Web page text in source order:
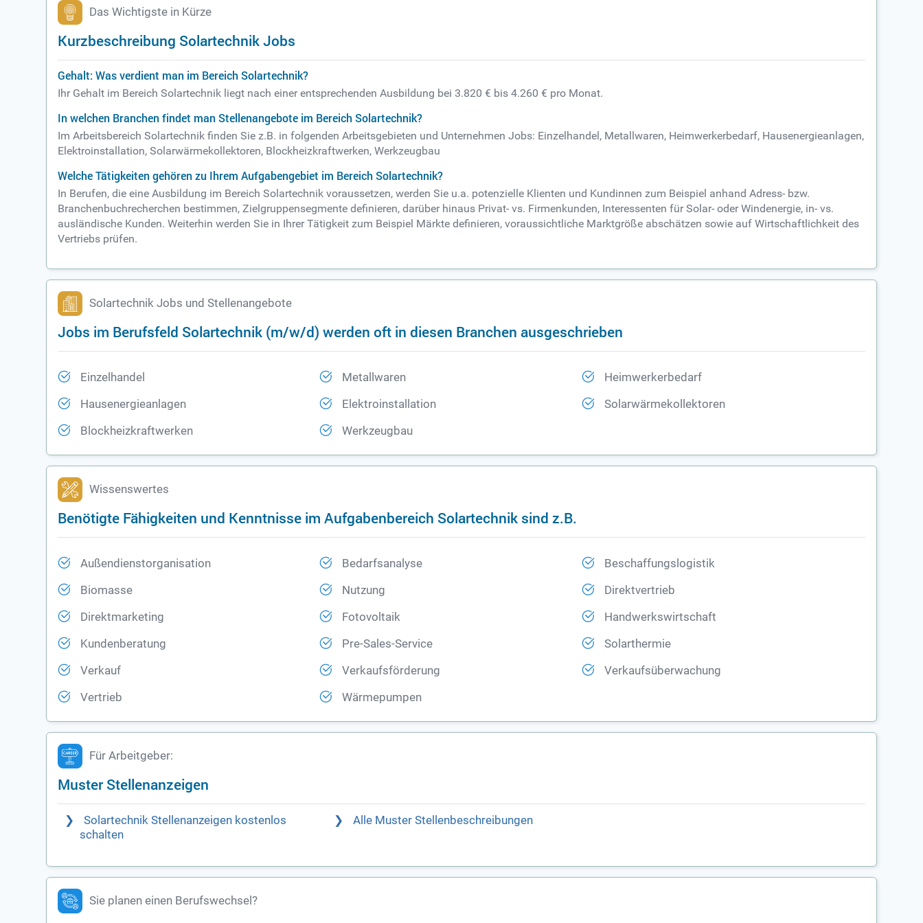
Das Wichtigste in Kürze
Kurzbeschreibung Solartechnik Jobs
Gehalt: Was verdient man im Bereich Solartechnik?
Ihr Gehalt im Bereich Solartechnik liegt nach einer entsprechenden Ausbildung bei 3.820 € bis 4.260 € pro Monat.
In welchen Branchen findet man Stellenangebote im Bereich Solartechnik?
Im Arbeitsbereich Solartechnik finden Sie z.B. in folgenden Arbeitsgebieten und Unternehmen Jobs: Einzelhandel, Metallwaren, Heimwerkerbedarf, Hausenergieanlagen,
Elektroinstallation, Solarwärmekollektoren, Blockheizkraftwerken, Werkzeugbau
Welche Tätigkeiten gehören zu Ihrem Aufgabengebiet im Bereich Solartechnik?
In Berufen, die eine Ausbildung im Bereich Solartechnik voraussetzen, werden Sie u.a. potenzielle Klienten und Kundinnen zum Beispiel anhand Adress- bzw.
Branchenbuchrecherchen bestimmen, Zielgruppensegmente definieren, darüber hinaus Privat- vs. Firmenkunden, Interessenten für Solar- oder Windenergie, in- vs.
ausländische Kunden. Weiterhin werden Sie in Ihrer Tätigkeit zum Beispiel Märkte definieren, voraussichtliche Marktgröße abschätzen sowie auf Wirtschaftlichkeit des
Vertriebs prüfen.
Solartechnik Jobs und Stellenangebote
Jobs im Berufsfeld Solartechnik (m/w/d) werden oft in diesen Branchen ausgeschrieben
Einzelhandel Metallwaren Heimwerkerbedarf
Hausenergieanlagen Elektroinstallation Solarwärmekollektoren
Blockheizkraftwerken Werkzeugbau
Wissenswertes
Benötigte Fähigkeiten und Kenntnisse im Aufgabenbereich Solartechnik sind z.B.
Außendienstorganisation Bedarfsanalyse Beschaffungslogistik
Biomasse Nutzung Direktvertrieb
Direktmarketing Fotovoltaik Handwerkswirtschaft
Kundenberatung Pre-Sales-Service Solarthermie
Verkauf Verkaufsförderung Verkaufsüberwachung
Vertrieb Wärmepumpen
Für Arbeitgeber:
Muster Stellenanzeigen
Solartechnik Stellenanzeigen kostenlos
schalten
Alle Muster Stellenbeschreibungen
Sie planen einen Berufswechsel?